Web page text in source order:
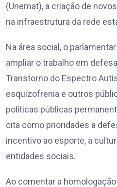
(Unemat), a criação de
na infraestrutura da rede
Na área social, o
ampliar o trabalho em
Transtorno do Espectro
esquizofrenia e outros
políticas públicas
cita como prioridades a
incentivo ao esporte, à
entidades sociais.
Ao comentar a